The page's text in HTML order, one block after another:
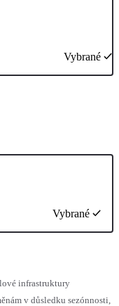
Vybrané
Vybrané
infrastruktury
v důsledku sezónnosti,